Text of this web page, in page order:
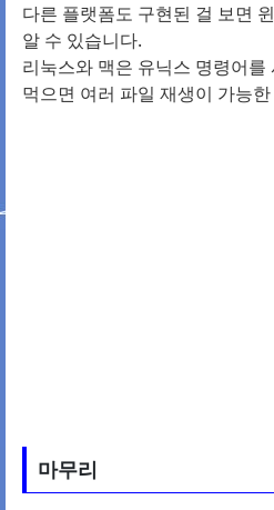
다른 플랫폼도 구현된 걸 보면
알 수 있습니다.
리눅스와 맥은 유닉스 명령어
먹으면 여러 파일 재생이 가능
마무리